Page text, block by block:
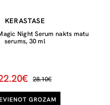
KERASTASE
Night Serum nakts matu
serums, 30 ml
28.10€
GROZAM